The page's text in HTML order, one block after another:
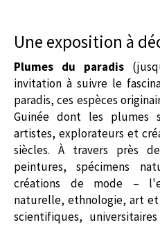
Une exposition à
Plumes du paradis
invitation à suivre le
paradis, ces espèces
Guinée dont les plumes
artistes, explorateurs et
siècles. À travers près
peintures, spécimens
créations de mode –
naturelle, ethnologie, art et
scientifiques,